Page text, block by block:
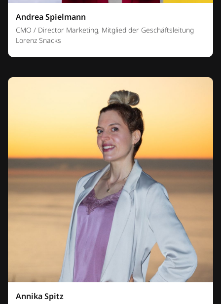
Andrea Spielmann
CMO / Director Marketing, Mitglied der Geschäftsleitung
Lorenz Snacks
Annika Spitz